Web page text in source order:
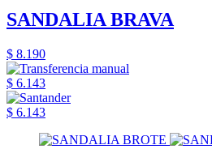
SANDALIA BRAVA
$ 8.190
$ 6.143
$ 6.143